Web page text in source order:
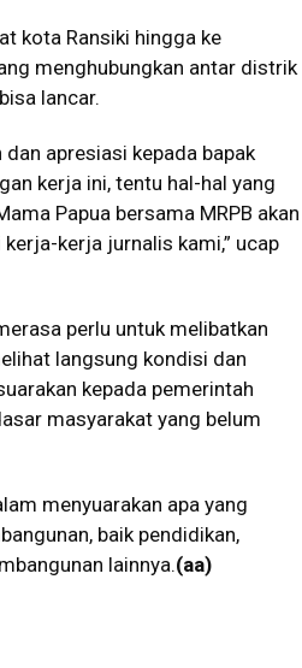
kota Ransiki hingga ke
menghubungkan antar distrik
lancar.
apresiasi kepada bapak
kerja ini, tentu hal-hal yang
Papua bersama MRPB akan
kerja jurnalis kami,” ucap
perlu untuk melibatkan
langsung kondisi dan
kepada pemerintah
masyarakat yang belum
menyuarakan apa yang
baik pendidikan,
lainnya.(aa)